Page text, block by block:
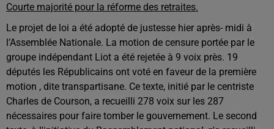
Courte majorité pour la réforme des retraites.
Le projet de loi a été adopté de justesse hier après- midi à
l’Assemblée Nationale. La motion de censure portée par le
groupe indépendant Liot a été rejetée à 9 voix près. 19
députés les Républicains ont voté en faveur de la première
motion , dite transpartisane. Ce texte, initié par le centriste
Charles de Courson, a recueilli 278 voix sur les 287
nécessaires pour faire tomber le gouvernement. Le second